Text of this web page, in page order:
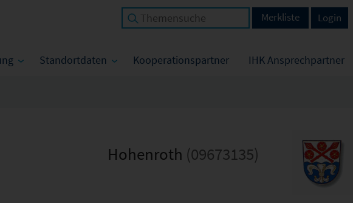
Standortdaten Kooperationspartner IHK Ansprechpartner
Login
Merkliste
Hohenroth (09673135)